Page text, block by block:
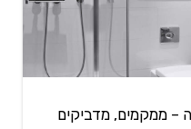
– ממקמים, מדביקים